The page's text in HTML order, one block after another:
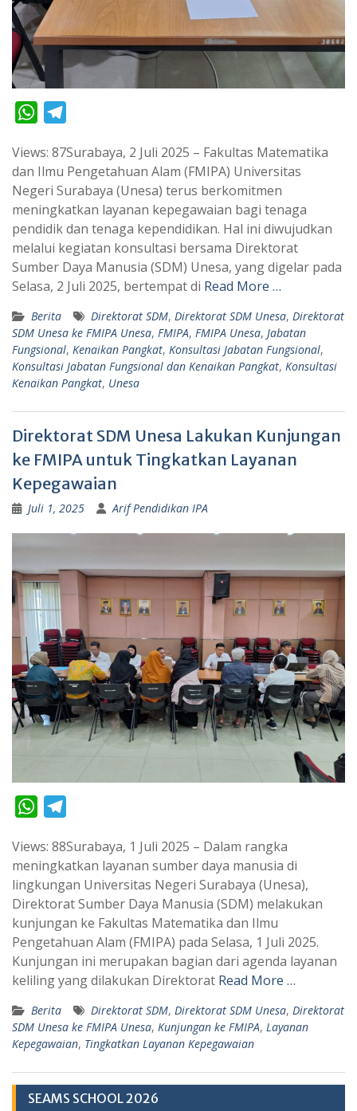
W
a
t
s
A
p
p
l
e
g
r
a
m
Views: 87Surabaya, 2 Juli 2025 – Fakultas Matematika
dan Ilmu Pengetahuan Alam (FMIPA) Universitas
Negeri Surabaya (Unesa) terus berkomitmen
meningkatkan layanan kepegawaian bagi tenaga
pendidik dan tenaga kependidikan. Hal ini diwujudkan
melalui kegiatan konsultasi bersama Direktorat
Sumber Daya Manusia (SDM) Unesa, yang digelar pada
Selasa, 2 Juli 2025, bertempat di Read More …
Berita Direktorat SDM, Direktorat SDM Unesa, Direktorat
SDM Unesa ke FMIPA Unesa, FMIPA, FMIPA Unesa, Jabatan
Fungsional, Kenaikan Pangkat, Konsultasi Jabatan Fungsional,
Konsultasi Jabatan Fungsional dan Kenaikan Pangkat, Konsultasi
Kenaikan Pangkat, Unesa
Direktorat SDM Unesa Lakukan Kunjungan
ke FMIPA untuk Tingkatkan Layanan
Kepegawaian
Juli 1, 2025 Arif Pendidikan IPA
W
a
t
s
A
p
p
l
e
g
r
a
m
Views: 88Surabaya, 1 Juli 2025 – Dalam rangka
meningkatkan layanan sumber daya manusia di
lingkungan Universitas Negeri Surabaya (Unesa),
Direktorat Sumber Daya Manusia (SDM) melakukan
kunjungan ke Fakultas Matematika dan Ilmu
Pengetahuan Alam (FMIPA) pada Selasa, 1 Juli 2025.
Kunjungan ini merupakan bagian dari agenda layanan
keliling yang dilakukan Direktorat Read More …
Berita Direktorat SDM, Direktorat SDM Unesa, Direktorat
SDM Unesa ke FMIPA Unesa, Kunjungan ke FMIPA, Layanan
Kepegawaian, Tingkatkan Layanan Kepegawaian
SEAMS SCHOOL 2026